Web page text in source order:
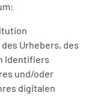
Urhebers, des
Identifiers
und/oder
digitalen